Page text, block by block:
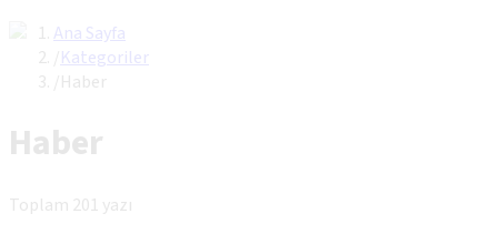
Ana Sayfa
Kategoriler
Haber
Haber
Toplam 201 yazı